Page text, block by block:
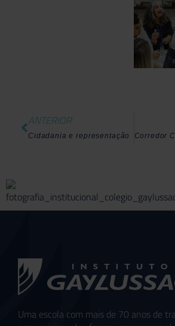
ANTERIOR
Cidadania e representação
Uma escola com mais de 70 anos de